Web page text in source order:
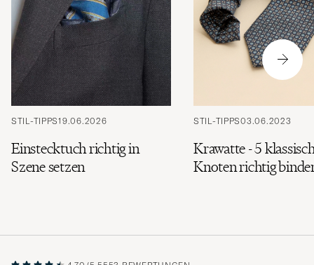
STIL-TIPPS19.06.2026
Einstecktuch richtig in
Szene setzen
STIL-TIPPS03.06.2023
Krawatte - 5
Knoten richtig